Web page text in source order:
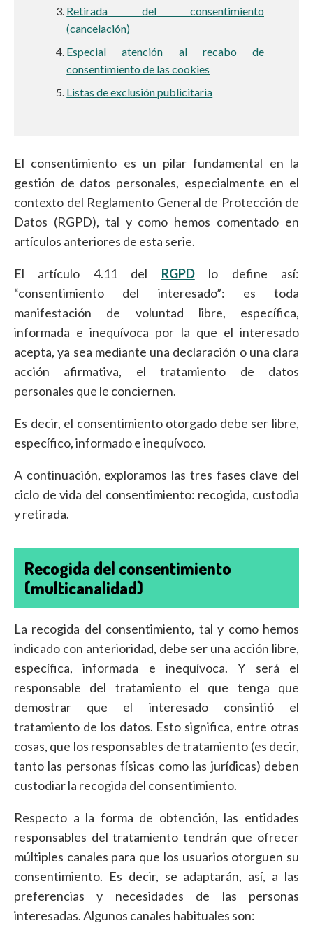
Retirada del consentimiento
(cancelación)
Especial atención al recabo de
consentimiento de las cookies
Listas de exclusión publicitaria
El consentimiento es un pilar fundamental en la
gestión de datos personales, especialmente en el
contexto del Reglamento General de Protección de
Datos (RGPD), tal y como hemos comentado en
artículos anteriores de esta serie.
El artículo 4.11 del RGPDlo define así:
“consentimiento del interesado”: es toda
manifestación de voluntad libre, específica,
informada e inequívoca por la que el interesado
acepta, ya sea mediante una declaración o una clara
acción afirmativa, el tratamiento de datos
personales que le conciernen.
Es decir, el consentimiento otorgado debe ser libre,
específico, informado e inequívoco.
A continuación, exploramos las tres fases clave del
ciclo de vida del consentimiento: recogida, custodia
y retirada.
Recogida del consentimiento
(multicanalidad)
La recogida del consentimiento, tal y como hemos
indicado con anterioridad, debe ser una acción libre,
específica, informada e inequívoca. Y será el
responsable del tratamiento el que tenga que
demostrar que el interesado consintió el
tratamiento de los datos. Esto significa, entre otras
cosas, que los responsables de tratamiento (es decir,
tanto las personas físicas como las jurídicas) deben
custodiar la recogida del consentimiento.
Respecto a la forma de obtención, las entidades
responsables del tratamiento tendrán que ofrecer
múltiples canales para que los usuarios otorguen su
consentimiento. Es decir, se adaptarán, así, a las
preferencias y necesidades de las personas
interesadas. Algunos canales habituales son: